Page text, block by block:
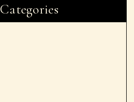
Categories